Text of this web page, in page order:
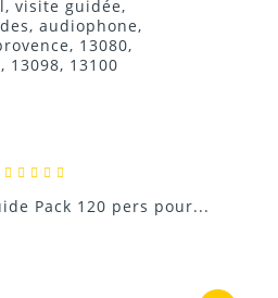
Pack 120 pers pour...